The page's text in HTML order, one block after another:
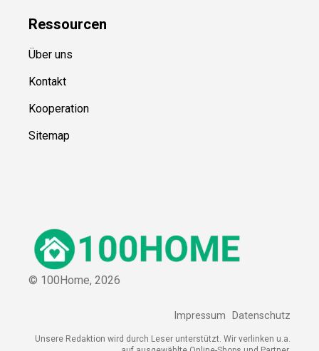
Ressourcen
Über uns
Kontakt
Kooperation
Sitemap
© 100Home, 2026
Impressum Datenschutz
Unsere Redaktion wird durch Leser unterstützt. Wir verlinken u.a.